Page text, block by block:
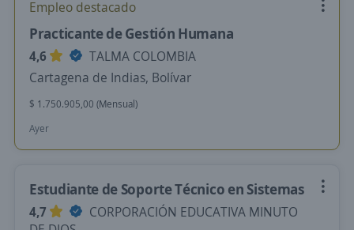
Empleo destacado
Practicante de Gestión Humana
4,6
TALMA COLOMBIA
Cartagena de Indias, Bolívar
$ 1.750.905,00 (Mensual)
Ayer
Estudiante de Soporte Técnico en Sistemas
4,7
CORPORACIÓN EDUCATIVA MINUTO